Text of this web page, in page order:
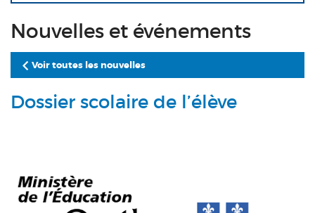
Nouvelles et événements
Voir toutes les nouvelles
Dossier scolaire de l’élève